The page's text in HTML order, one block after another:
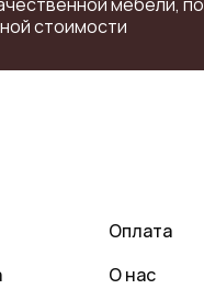
мебели, по
стоимости
Оплата
О нас